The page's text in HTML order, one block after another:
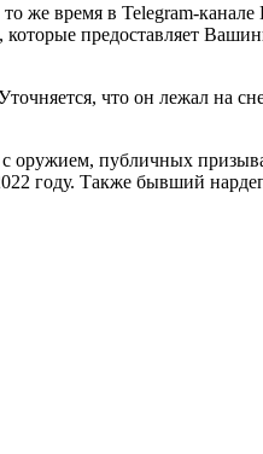
же время в Telegram-
предоставляет
что он лежал на
с оружием, публичных
году. Также бывший